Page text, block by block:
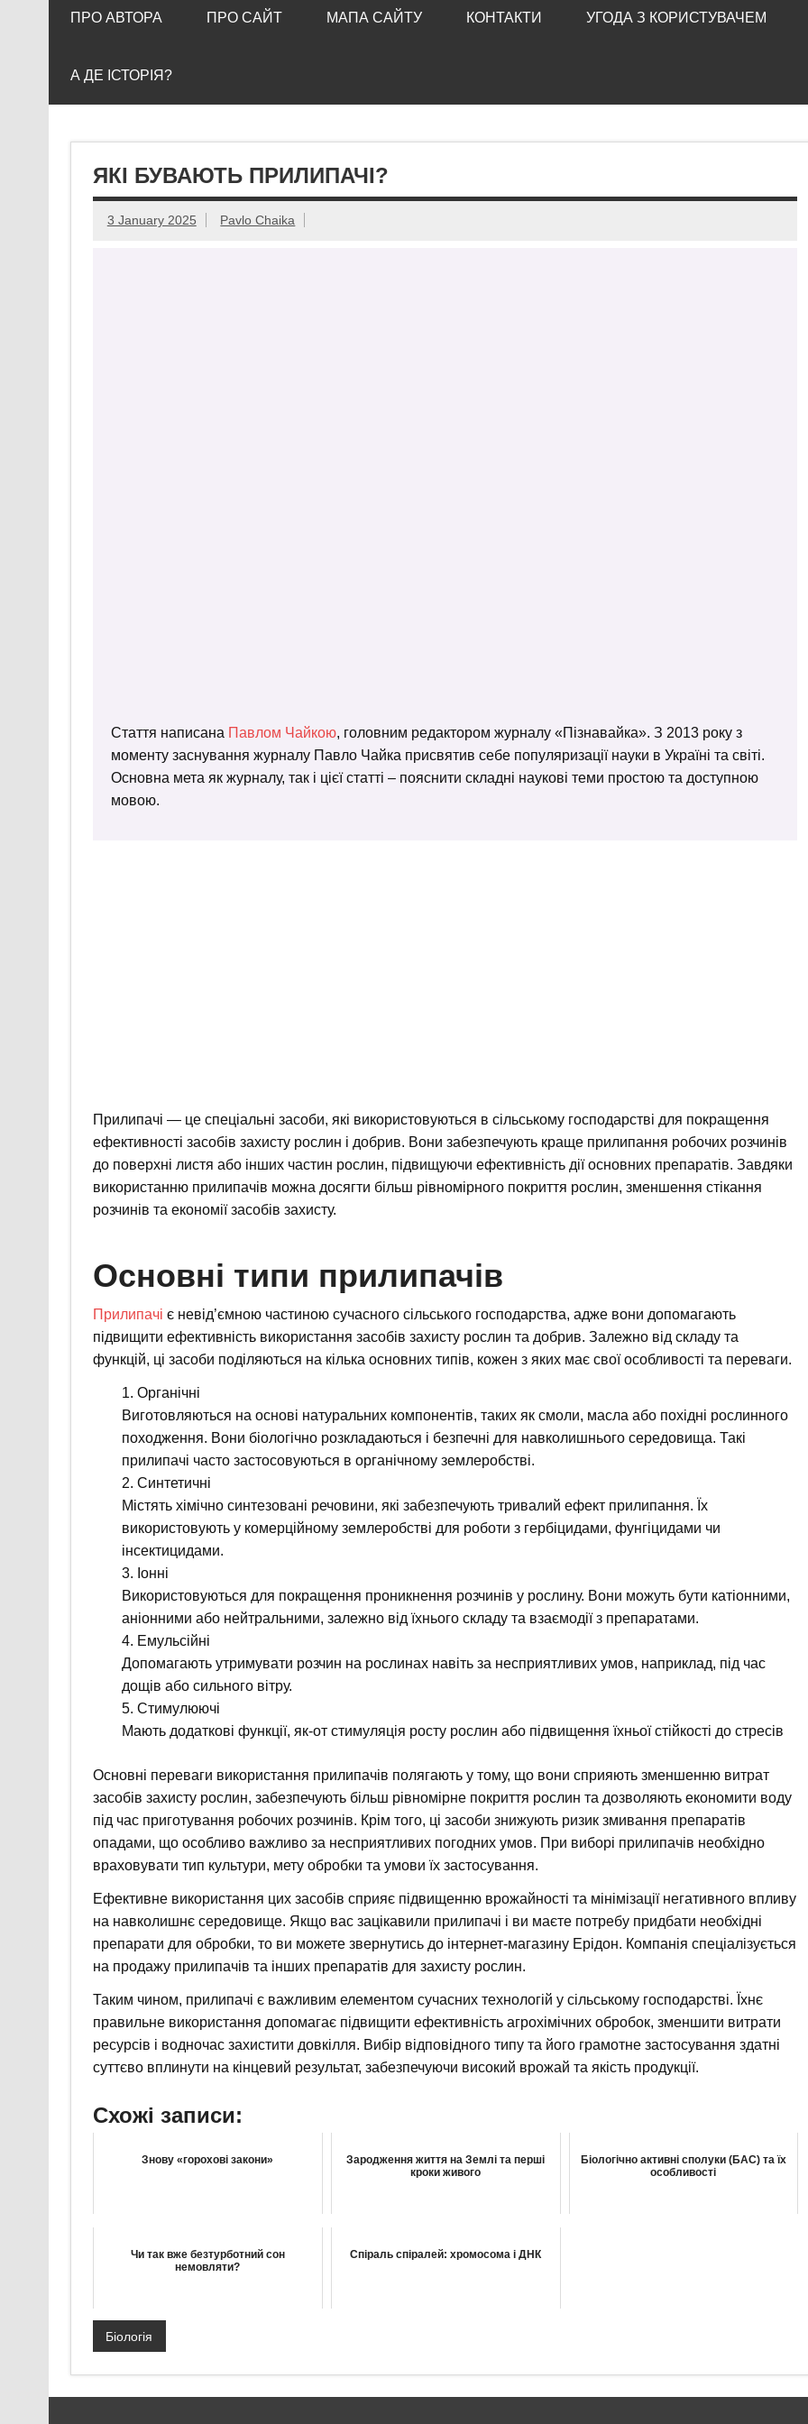
ПРО АВТОРА ПРО САЙТ МАПА САЙТУ КОНТАКТИ УГОДА З КОРИСТУВАЧЕМ
А ДЕ ІСТОРІЯ?
ЯКІ БУВАЮТЬ ПРИЛИПАЧІ?
3 January 2025 Pavlo Chaika
Стаття написана Павлом Чайкою, головним редактором журналу «Пізнавайка». З 2013 року з
моменту заснування журналу Павло Чайка присвятив себе популяризації науки в Україні та світі.
Основна мета як журналу, так і цієї статті – пояснити складні наукові теми простою та доступною
мовою.
Прилипачі — це спеціальні засоби, які використовуються в сільському господарстві для покращення
ефективності засобів захисту рослин і добрив. Вони забезпечують краще прилипання робочих розчинів
до поверхні листя або інших частин рослин, підвищуючи ефективність дії основних препаратів. Завдяки
використанню прилипачів можна досягти більш рівномірного покриття рослин, зменшення стікання
розчинів та економії засобів захисту.
Основні типи прилипачів
Прилипачі є невід’ємною частиною сучасного сільського господарства, адже вони допомагають
підвищити ефективність використання засобів захисту рослин та добрив. Залежно від складу та
функцій, ці засоби поділяються на кілька основних типів, кожен з яких має свої особливості та переваги.
Органічні
Виготовляються на основі натуральних компонентів, таких як смоли, масла або похідні рослинного
походження. Вони біологічно розкладаються і безпечні для навколишнього середовища. Такі
прилипачі часто застосовуються в органічному землеробстві.
Синтетичні
Містять хімічно синтезовані речовини, які забезпечують тривалий ефект прилипання. Їх
використовують у комерційному землеробстві для роботи з гербіцидами, фунгіцидами чи
інсектицидами.
Іонні
Використовуються для покращення проникнення розчинів у рослину. Вони можуть бути катіонними,
аніонними або нейтральними, залежно від їхнього складу та взаємодії з препаратами.
Емульсійні
Допомагають утримувати розчин на рослинах навіть за несприятливих умов, наприклад, під час
дощів або сильного вітру.
Стимулюючі
Мають додаткові функції, як-от стимуляція росту рослин або підвищення їхньої стійкості до стресів
Основні переваги використання прилипачів полягають у тому, що вони сприяють зменшенню витрат
засобів захисту рослин, забезпечують більш рівномірне покриття рослин та дозволяють економити воду
під час приготування робочих розчинів. Крім того, ці засоби знижують ризик змивання препаратів
опадами, що особливо важливо за несприятливих погодних умов. При виборі прилипачів необхідно
враховувати тип культури, мету обробки та умови їх застосування.
Ефективне використання цих засобів сприяє підвищенню врожайності та мінімізації негативного впливу
на навколишнє середовище. Якщо вас зацікавили прилипачі і ви маєте потребу придбати необхідні
препарати для обробки, то ви можете звернутись до інтернет-магазину Ерідон. Компанія спеціалізується
на продажу прилипачів та інших препаратів для захисту рослин.
Таким чином, прилипачі є важливим елементом сучасних технологій у сільському господарстві. Їхнє
правильне використання допомагає підвищити ефективність агрохімічних обробок, зменшити витрати
ресурсів і водночас захистити довкілля. Вибір відповідного типу та його грамотне застосування здатні
суттєво вплинути на кінцевий результат, забезпечуючи високий врожай та якість продукції.
Схожі записи:
Знову «горохові закони»
Зародження життя на Землі та перші
кроки живого
Біологічно активні сполуки (БАС) та їх
особливості
Чи так вже безтурботний сон
немовляти?
Спіраль спіралей: хромосома і ДНК
Біологія